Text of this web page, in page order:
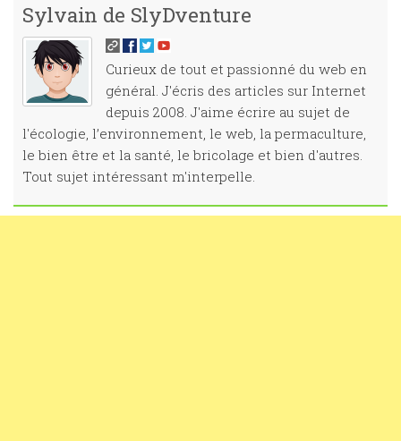
Sylvain de SlyDventure
Curieux de tout et passionné du web en
général. J'écris des articles sur Internet
depuis 2008. J'aime écrire au sujet de
l'écologie, l’environnement, le web, la permaculture,
le bien être et la santé, le bricolage et bien d'autres.
Tout sujet intéressant m'interpelle.